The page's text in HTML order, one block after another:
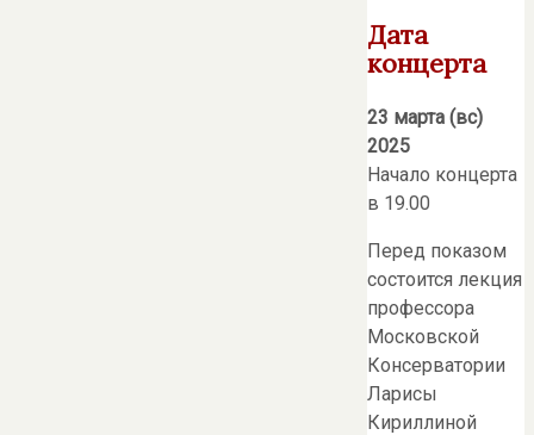
Дата
концерта
23 марта (вс)
2025
Начало концерта
в 19.00
Перед показом
состоится лекция
профессора
Московской
Консерватории
Ларисы
Кириллиной